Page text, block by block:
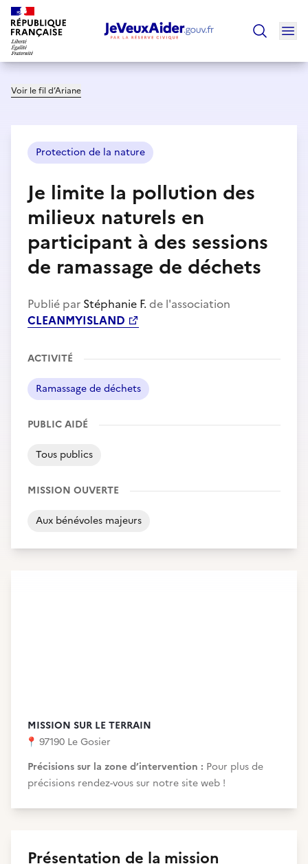
Voir le fil d’Ariane
Protection de la nature
Je limite la pollution des
milieux naturels en
participant à des sessions
de ramassage de déchets
Publié par Stéphanie F. de l'association
CLEANMYISLAND
ACTIVITÉ
Ramassage de déchets
PUBLIC AIDÉ
Tous publics
MISSION OUVERTE
Aux bénévoles majeurs
MISSION SUR LE TERRAIN
📍 97190 Le Gosier
Précisions sur la zone d’intervention : Pour plus de
précisions rendez-vous sur notre site web !
Présentation de la mission